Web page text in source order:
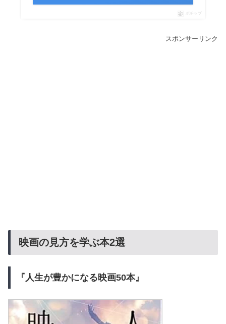
ポチップ
スポンサーリンク
映画の見方を学ぶ本2選
『人生が豊かになる映画50本』